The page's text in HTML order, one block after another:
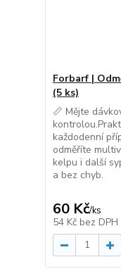
Forbarf |
(5 ks)
📏 Mějte
každodenní
odměříte
kelpu i další
a bez chyb.
60 Kč/ks
54 Kč bez DPH